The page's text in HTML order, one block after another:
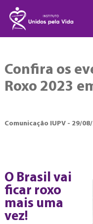
Confira os
Roxo 2023
Comunicação IUPV - 29/
O Brasil vai
ficar roxo
mais uma
vez!